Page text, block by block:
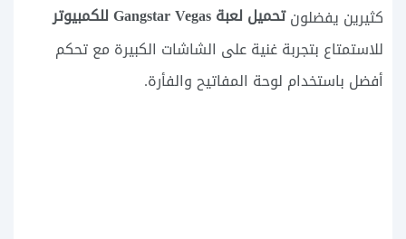
كثيرين يفضلونتحميل لعبة Gangstar Vegas للكمبيوتر
للاستمتاع بتجربة غنية على الشاشات الكبيرة مع تحكم
أفضل باستخدام لوحة المفاتيح والفأرة.